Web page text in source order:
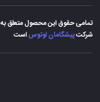
تمامی حقوق این محصول متعلق به
شرکتپیشگامان لوتوساست